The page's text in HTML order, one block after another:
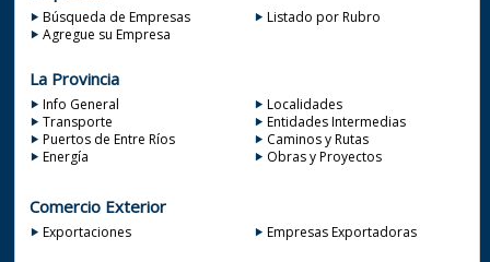
Búsqueda de Empresas
Listado por Rubro
Agregue su Empresa
La Provincia
Info General
Localidades
Transporte
Entidades Intermedias
Puertos de Entre Ríos
Caminos y Rutas
Energía
Obras y Proyectos
Comercio Exterior
Exportaciones Empresas Exportadoras